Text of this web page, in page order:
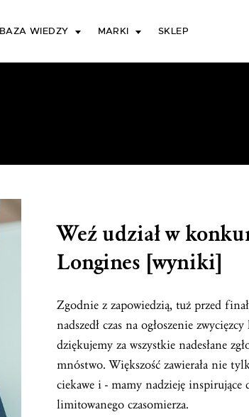
BAZA WIEDZY MARKI SKLEP
Weź udział w
Longines [wyniki]
Zgodnie z zapowiedzią, tuż przed
nadszedł czas na ogłoszenie
dziękujemy za wszystkie nadesłane
mnóstwo. Większość zawierała nie
ciekawe i - mamy nadzieję
limitowanego czasomierza.